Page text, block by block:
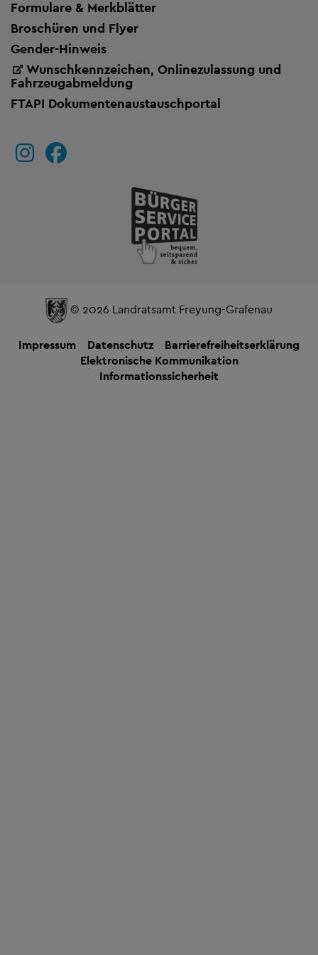
Formulare & Merkblätter
Broschüren und Flyer
Gender-Hinweis
Wunschkennzeichen, Onlinezulassung und
Fahrzeugabmeldung
FTAPI Dokumentenaustauschportal
© 2026 Landratsamt Freyung-Grafenau
Impressum Datenschutz
Barrierefreiheitserklärung
Elektronische Kommunikation
Informationssicherheit